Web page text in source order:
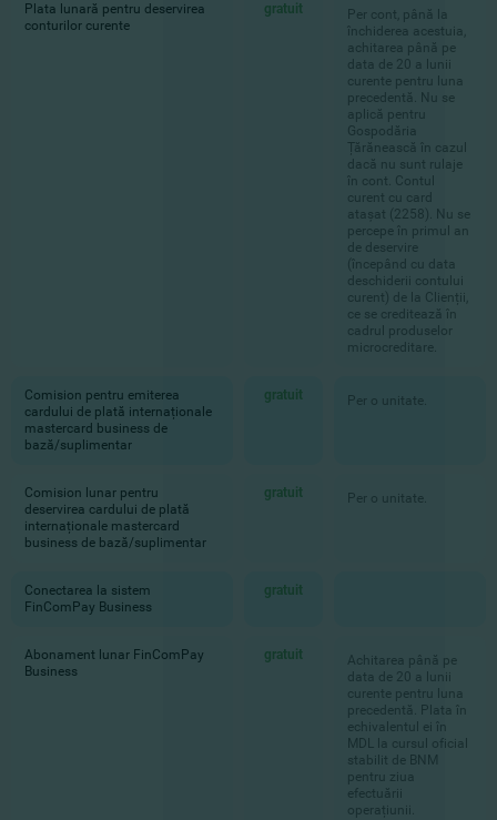
Plata lunară pentru deservirea
conturilor curente
gratuit
Per cont, până la
închiderea acestuia,
achitarea până pe
data de 20 a lunii
curente pentru luna
precedentă. Nu se
aplică pentru
Gospodăria
Țărănească în cazul
dacă nu sunt rulaje
în cont. Contul
curent cu card
atașat (2258). Nu se
percepe în primul an
de deservire
(începând cu data
deschiderii contului
curent) de la Clienții,
ce se creditează în
cadrul produselor
microcreditare.
Comision pentru emiterea
cardului de plată internaționale
mastercard business de
bază/suplimentar
gratuit Per o unitate.
Comision lunar pentru
deservirea cardului de plată
internaționale mastercard
business de bază/suplimentar
gratuit Per o unitate.
Conectarea la sistem
FinComPay Business
gratuit
Abonament lunar FinComPay
Business
gratuit
Achitarea până pe
data de 20 a lunii
curente pentru luna
precedentă. Plata în
echivalentul ei în
MDL la cursul oficial
stabilit de BNM
pentru ziua
efectuării
operațiunii.